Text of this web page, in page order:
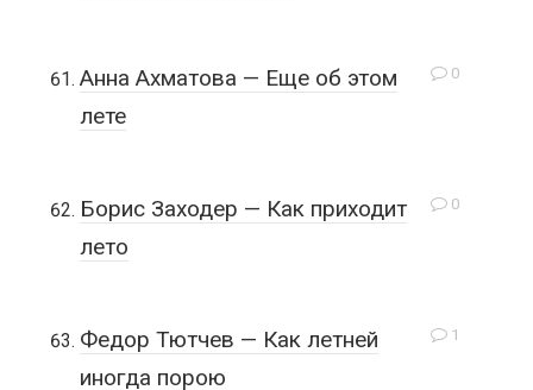
0
Анна Ахматова — Еще об этом
лете
0
Борис Заходер — Как приходит
лето
1
Федор Тютчев — Как летней
иногда порою